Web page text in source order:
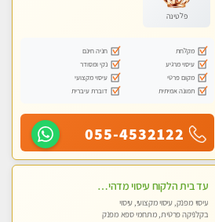
פלטינה
מקלחת
חניה חינם
עיסוי מרגיע
נקי ומסודר
מקום פרטי
עיסוי מקצועי
תמונה אמיתית
דוברת עיברית
055-4532122
עד בית הלקוח עיסוי מדהים מפנק מקצועי ומרגיע !!
עיסוי מפנק, עיסוי מקצועי, עיסוי
בקלניקה פרטית, מתחמי ספא מפנק